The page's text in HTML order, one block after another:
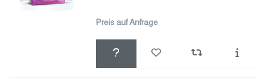
Preis auf Anfrage